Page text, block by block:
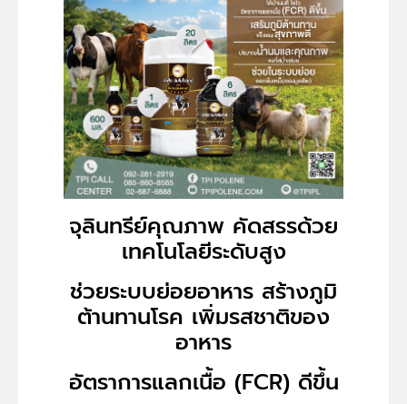
จุลินทรีย์คุณภาพ คัดสรรด้วย
เทคโนโลยีระดับสูง
ช่วยระบบย่อยอาหาร สร้างภูมิ
ต้านทานโรค เพิ่มรสชาติของ
อาหาร
อัตราการแลกเนื้อ (FCR) ดีขึ้น